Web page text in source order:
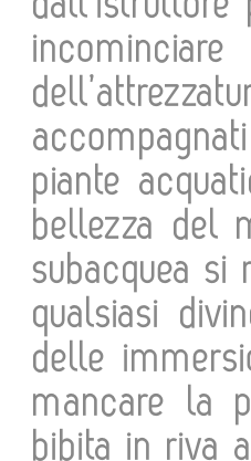
piante
bellezza del
subacquea si
qualsiasi
delle
mancare la
bibita in riva